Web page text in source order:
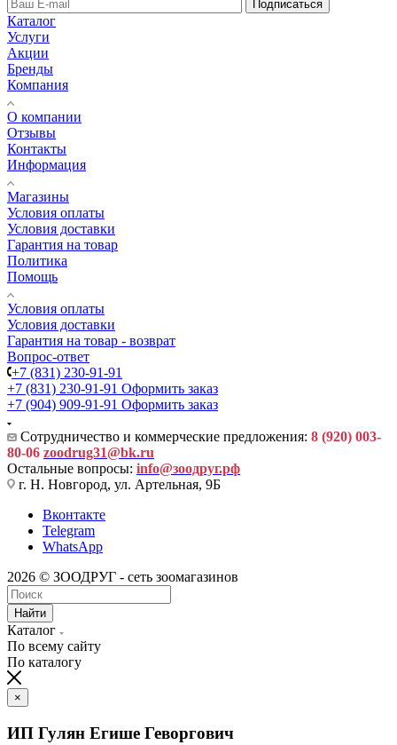
Подписаться
Каталог
Услуги
Акции
Бренды
Компания
О компании
Отзывы
Контакты
Информация
Магазины
Условия оплаты
Условия доставки
Гарантия на товар
Политика
Помощь
Условия оплаты
Условия доставки
Гарантия на товар - возврат
Вопрос-ответ
+7 (831) 230-91-91
+7 (831) 230-91-91 Оформить заказ
+7 (904) 909-91-91 Оформить заказ
Сотрудничество и коммерческие предложения: 8 (920) 003-
80-06 zoodrug31@bk.ru
Остальные вопросы: info@зоодруг.рф
г. Н. Новгород, ул. Артельная, 9Б
Вконтакте
Telegram
WhatsApp
2026 © ЗООДРУГ - сеть зоомагазинов
Найти
Каталог
По всему сайту
По каталогу
×
ИП Гулян Егише Геворгович